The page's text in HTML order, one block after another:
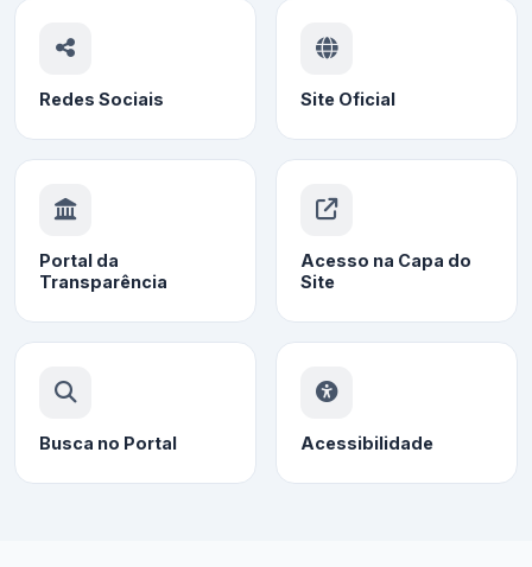
Redes Sociais Site Oficial
Portal da
Transparência
Acesso na Capa do
Site
Busca no Portal Acessibilidade